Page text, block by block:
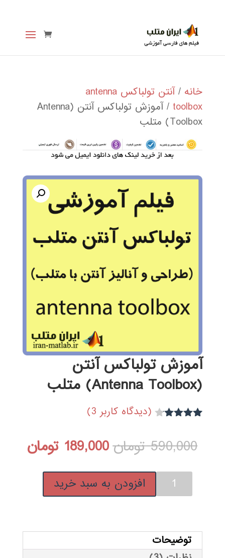
خانه /
آنتن تولباکس antenna
toolbox
/ آموزش تولباکس آنتن (Antenna
Toolbox) متلب
آموزش تولباکس آنتن
(Antenna Toolbox) متلب
امتیاز
مشتری
(دیدگاه کاربر 3
)
590,000 تومانقیمت
اصلی:
590,000 تومان
189,000 تومان
آموزش
تولباکس
Toolbox)
متلب
افزودن به سبد خرید
توضیحات